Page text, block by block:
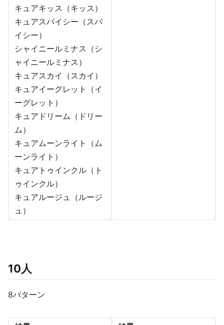
キュアキッス（キッス）
キュアスパイシー（スパ
イシー）
シャイニールミナス（シ
ャイニールミナス）
キュアスカイ（スカイ）
キュアイーグレット（イ
ーグレット）
キュアドリーム（ドリー
ム）
キュアムーンライト（ム
ーンライト）
キュアトゥインクル（ト
ゥインクル）
キュアルージュ（ルージ
ュ）
10人
8パターン